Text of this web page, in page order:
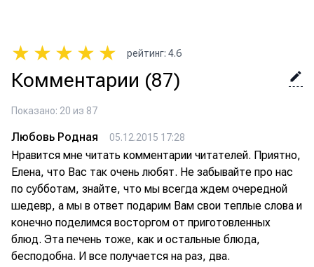
★ ★ ★ ★ ★ рейтинг: 4.6
Комментарии (87)
Показано: 20 из 87
Любовь Родная 05.12.2015 17:28
Нравится мне читать комментарии читателей. Приятно,
Елена, что Вас так очень любят. Не забывайте про нас
по субботам, знайте, что мы всегда ждем очередной
шедевр, а мы в ответ подарим Вам свои теплые слова и
конечно поделимся восторгом от приготовленных
блюд. Эта печень тоже, как и остальные блюда,
бесподобна. И все получается на раз, два.